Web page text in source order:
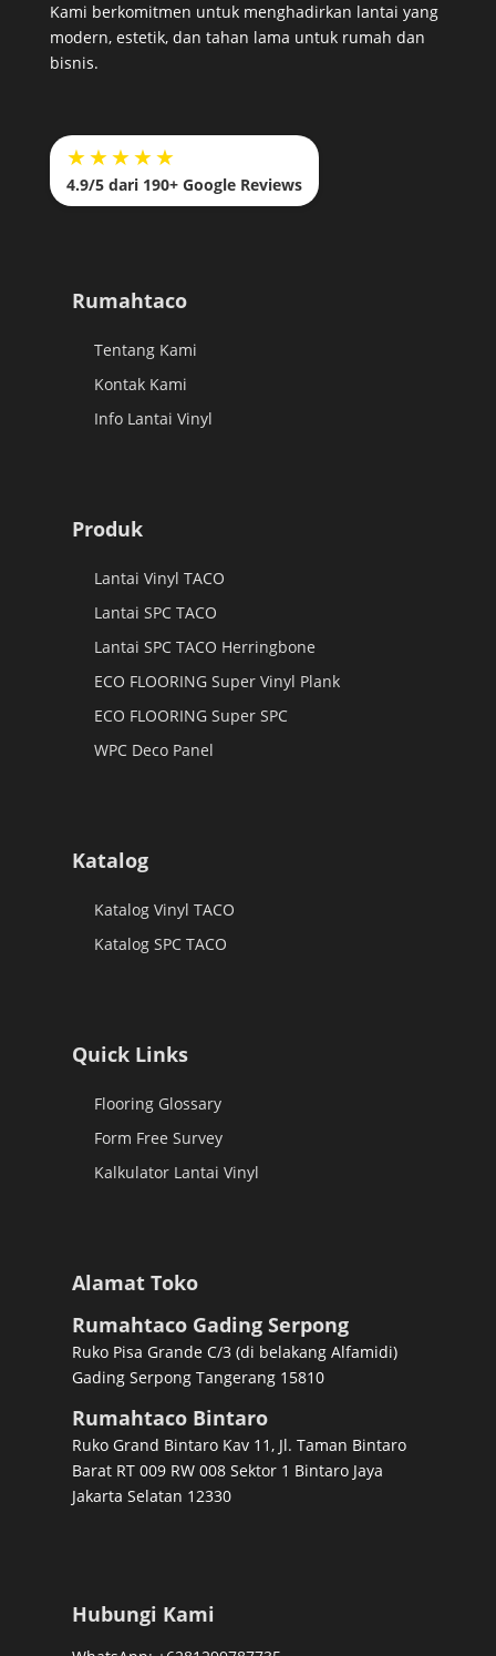
Kami berkomitmen untuk menghadirkan lantai yang
modern, estetik, dan tahan lama untuk rumah dan
bisnis.
★★★★★
4.9/5 dari 190+ Google Reviews
Rumahtaco
Tentang Kami
Kontak Kami
Info Lantai Vinyl
Produk
Lantai Vinyl TACO
Lantai SPC TACO
Lantai SPC TACO Herringbone
ECO FLOORING Super Vinyl Plank
ECO FLOORING Super SPC
WPC Deco Panel
Katalog
Katalog Vinyl TACO
Katalog SPC TACO
Quick Links
Flooring Glossary
Form Free Survey
Kalkulator Lantai Vinyl
Alamat Toko
Rumahtaco Gading Serpong
Ruko Pisa Grande C/3 (di belakang Alfamidi)
Gading Serpong Tangerang 15810
Rumahtaco Bintaro
Ruko Grand Bintaro Kav 11, Jl. Taman Bintaro
Barat RT 009 RW 008 Sektor 1 Bintaro Jaya
Jakarta Selatan 12330
Hubungi Kami